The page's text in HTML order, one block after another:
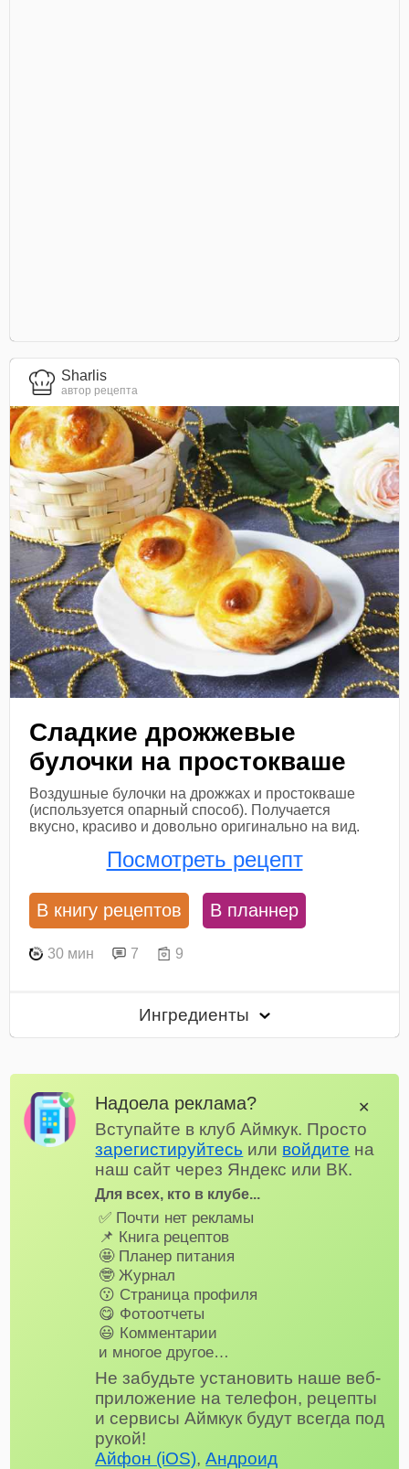
Sharlis
автор рецепта
Сладкие дрожжевые
булочки на простокваше
Воздушные булочки на дрожжах и простокваше
(используется опарный способ). Получается
вкусно, красиво и довольно оригинально на вид.
Посмотреть рецепт
В книгу рецептов В планнер
30 мин 7 9
Ингредиенты
Надоела реклама?
Вступайте в клуб Аймкук. Просто
зарегистируйтесь или войдите на
наш сайт через Яндекс или ВК.
Для всех, кто в клубе...
✅ Почти нет рекламы
📌 Книга рецептов
🤩 Планер питания
🤓 Журнал
😗 Страница профиля
😋 Фотоотчеты
😃 Комментарии
и многое другое…
Не забудьте установить наше веб-
приложение на телефон, рецепты
и сервисы Аймкук будут всегда под
рукой!
Айфон (iOS),Андроид
✕